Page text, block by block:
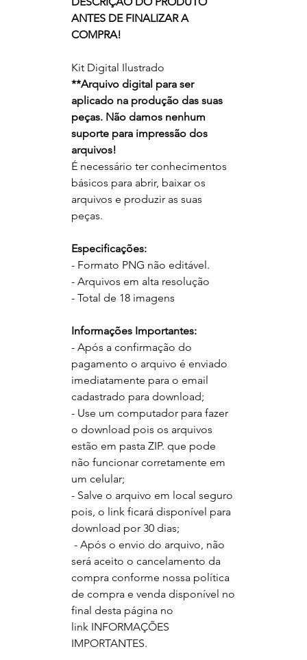
ANTES DE FINALIZAR A
COMPRA!
Kit Digital Ilustrado
**Arquivo digital para ser
aplicado na produção das suas
peças. Não damos nenhum
suporte para impressão dos
arquivos!
É necessário ter conhecimentos
básicos para abrir, baixar os
arquivos e produzir as suas
peças.
Especificações:
- Formato PNG não editável.
- Arquivos em alta resolução
- Total de 18 imagens
Informações Importantes:
- Após a confirmação do
pagamento o arquivo é enviado
imediatamente para o email
cadastrado para download;
- Use um computador para fazer
o download pois os arquivos
estão em pasta ZIP. que pode
não funcionar corretamente em
um celular;
- Salve o arquivo em local seguro
pois, o link ficará disponível para
download por 30 dias;
- Após o envio do arquivo, não
será aceito o cancelamento da
compra conforme nossa política
de compra e venda disponível no
final desta página no
link INFORMAÇÕES
IMPORTANTES.